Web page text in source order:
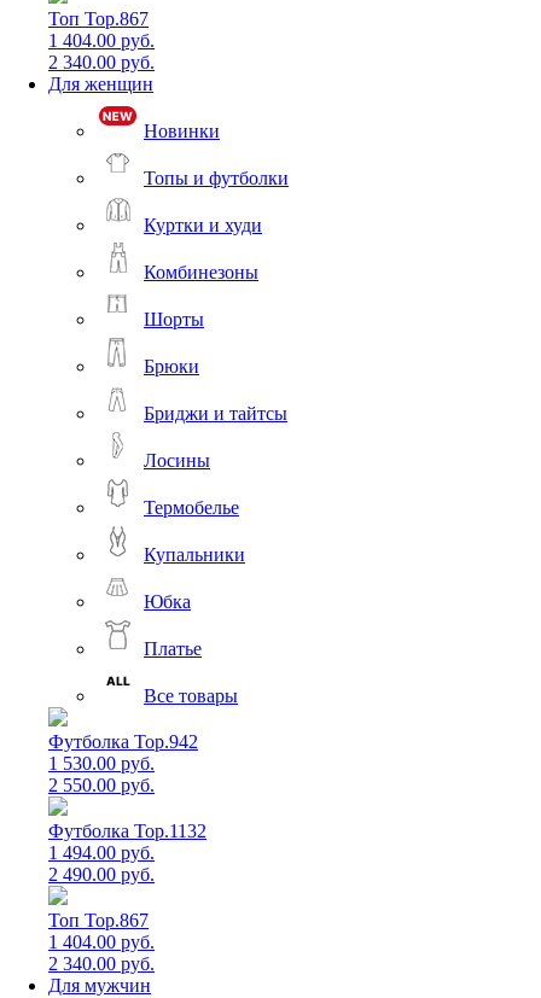
Топ Top.867
1 404.00 руб.
2 340.00 руб.
Для женщин
Новинки
Топы и футболки
Куртки и худи
Комбинезоны
Шорты
Брюки
Бриджи и тайтсы
Лосины
Термобелье
Купальники
Юбка
Платье
Все товары
Футболка Top.942
1 530.00 руб.
2 550.00 руб.
Футболка Top.1132
1 494.00 руб.
2 490.00 руб.
Топ Top.867
1 404.00 руб.
2 340.00 руб.
Для мужчин